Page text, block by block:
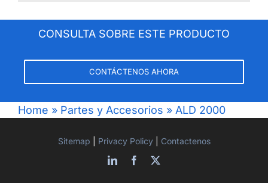
CONSULTA SOBRE ESTE PRODUCTO
CONTÁCTENOS AHORA
Home » Partes y Accesorios » ALD 2000
Sitemap Privacy Policy Contactenos